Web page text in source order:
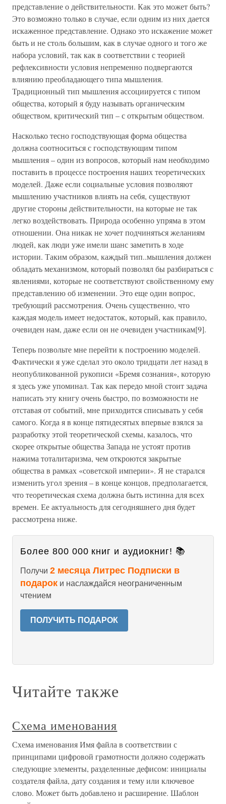
представление о действительности. Как это может быть?
Это возможно только в случае, если одним из них дается
искаженное представление. Однако это искажение может
быть и не столь большим, как в случае одного и того же
набора условий, так как в соответствии с теорией
рефлексивности условия непременно подвергаются
влиянию преобладающего типа мышления.
Традиционный тип мышления ассоциируется с типом
общества, который я буду называть органическим
обществом, критический тип – с открытым обществом.
Насколько тесно господствующая форма общества
должна соотноситься с господствующим типом
мышления – один из вопросов, который нам необходимо
поставить в процессе построения наших теоретических
моделей. Даже если социальные условия позволяют
мышлению участников влиять на себя, существуют
другие стороны действительности, на которые не так
легко воздействовать. Природа особенно упряма в этом
отношении. Она никак не хочет подчиняться желаниям
людей, как люди уже имели шанс заметить в ходе
истории. Таким образом, каждый тип..мышления должен
обладать механизмом, который позволял бы разбираться с
явлениями, которые не соответствуют свойственному ему
представлению об изменении. Это еще один вопрос,
требующий рассмотрения. Очень существенно, что
каждая модель имеет недостаток, который, как правило,
очевиден нам, даже если он не очевиден участникам[9].
Теперь позвольте мне перейти к построению моделей.
Фактически я уже сделал это около тридцати лет назад в
неопубликованной рукописи «Бремя сознания», которую
я здесь уже упоминал. Так как передо мной стоит задача
написать эту книгу очень быстро, по возможности не
отставая от событий, мне приходится списывать у себя
самого. Когда я в конце пятидесятых впервые взялся за
разработку этой теоретической схемы, казалось, что
скорее открытые общества Запада не устоят против
нажима тоталитаризма, чем откроются закрытые
общества в рамках «советской империи». Я не старался
изменить угол зрения – в конце концов, предполагается,
что теоретическая схема должна быть истинна для всех
времен. Ее актуальность для сегодняшнего дня будет
рассмотрена ниже.
Более 800 000 книг и аудиокниг! 📚
Получи 2 месяца Литрес Подписки в
подарок и наслаждайся неограниченным
чтением
ПОЛУЧИТЬ ПОДАРОК
Читайте также
Схема именования
Схема именования Имя файла в соответствии с
принципами цифровой грамотности должно содержать
следующие элементы, разделенные дефисом: инициалы
создателя файла, дату создания и тему или ключевое
слово. Может быть добавлено и расширение. Шаблон